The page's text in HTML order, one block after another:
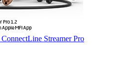
Streamer Pro